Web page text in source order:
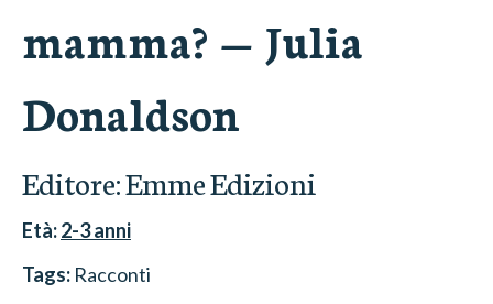
mamma? — Julia
Donaldson
Editore:Emme Edizioni
Età:2-3anni
Tags: Racconti